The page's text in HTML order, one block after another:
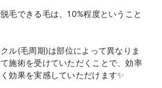
毛できる毛は、10%程度ということ
ル(毛周期)は部位によって異なりま
施術を受けていただくことで、効率
効果を実感していただけます✨